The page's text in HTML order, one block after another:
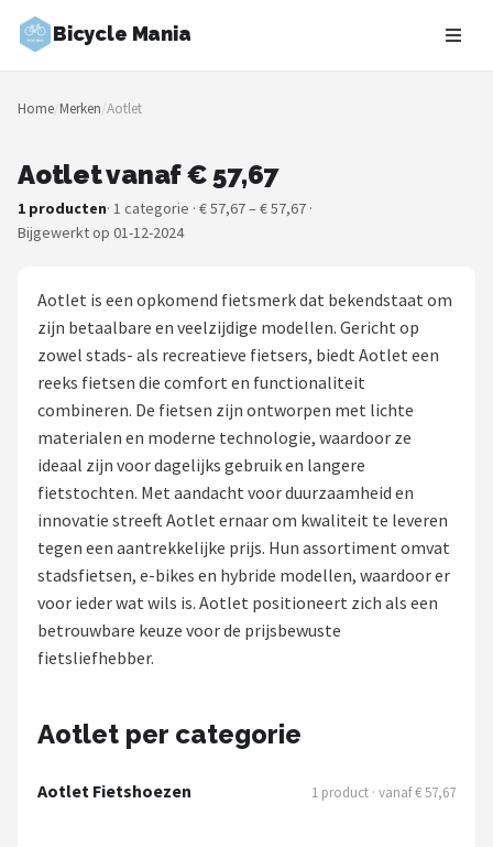
Bicycle Mania
Zoeken
NAVIGATIE
Merken
Fietsroutes
Kinderfietsen
Stadsfietsen
Elektrische fietsen
Mountainbikes
Shop
POPULAIRE MERKEN
Basil
Volare
Home/Merken/Aotlet
Aotlet vanaf € 57,67
1 producten· 1 categorie · € 57,67 – € 57,67 ·
Bijgewerkt op 01-12-2024
Aotlet is een opkomend fietsmerk dat bekendstaat om
zijn betaalbare en veelzijdige modellen. Gericht op
zowel stads- als recreatieve fietsers, biedt Aotlet een
reeks fietsen die comfort en functionaliteit
combineren. De fietsen zijn ontworpen met lichte
materialen en moderne technologie, waardoor ze
ideaal zijn voor dagelijks gebruik en langere
fietstochten. Met aandacht voor duurzaamheid en
innovatie streeft Aotlet ernaar om kwaliteit te leveren
tegen een aantrekkelijke prijs. Hun assortiment omvat
stadsfietsen, e-bikes en hybride modellen, waardoor er
voor ieder wat wils is. Aotlet positioneert zich als een
betrouwbare keuze voor de prijsbewuste
fietsliefhebber.
Aotlet per categorie
Aotlet Fietshoezen 1 product · vanaf € 57,67